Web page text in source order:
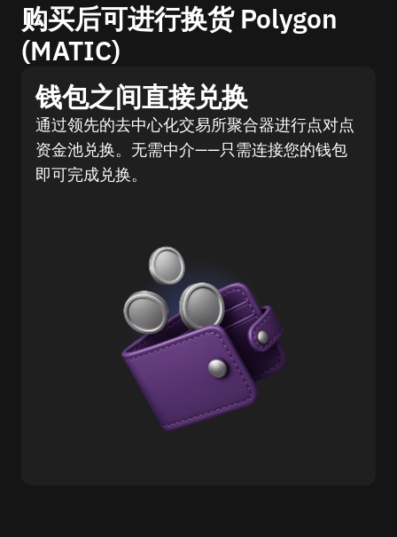
购买后可进行换货 Polygon
(MATIC)
钱包之间直接兑换
通过领先的去中心化交易所聚合器进行点对点
资金池兑换。无需中介——只需连接您的钱包
即可完成兑换。